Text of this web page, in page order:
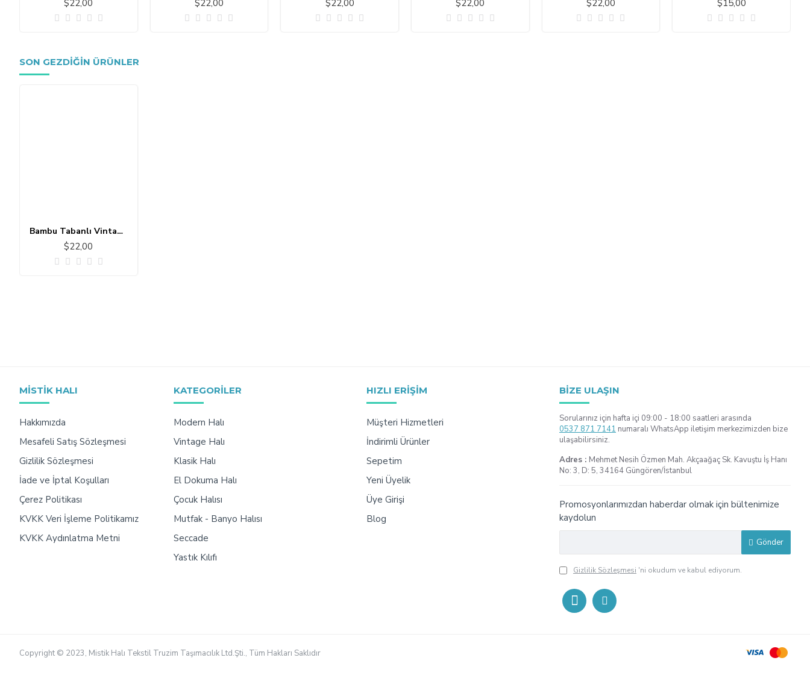
$22,00 $22,00 $22,00 $22,00 $22,00 $15,00
SON GEZDIĞIN ÜRÜNLER
Bambu Tabanlı Vintage Halı MS611
$22,00
MISTIK HALI
Hakkımızda
Mesafeli Satış Sözleşmesi
Gizlilik Sözleşmesi
İade ve İptal Koşulları
Çerez Politikası
KVKK Veri İşleme Politikamız
KVKK Aydınlatma Metni
KATEGORILER
Modern Halı
Vintage Halı
Klasik Halı
El Dokuma Halı
Çocuk Halısı
Mutfak - Banyo Halısı
Seccade
Yastık Kılıfı
HIZLI ERIŞIM
Müşteri Hizmetleri
İndirimli Ürünler
Sepetim
Yeni Üyelik
Üye Girişi
Blog
BIZE ULAŞIN
Sorularınız için hafta içi 09:00 - 18:00 saatleri arasında
0537 871 7141 numaralı WhatsApp iletişim merkezimizden bize
ulaşabilirsiniz.
Adres : Mehmet Nesih Özmen Mah. Akçaağaç Sk. Kavuştu İş Hanı
No: 3, D: 5, 34164 Güngören/İstanbul
Promosyonlarımızdan haberdar olmak için bültenimize
kaydolun
Gönder
Gizlilik Sözleşmesi 'ni okudum ve kabul ediyorum.
Copyright © 2023, Mistik Halı Tekstil Truzim Taşımacılık Ltd.Şti., Tüm Hakları Saklıdır